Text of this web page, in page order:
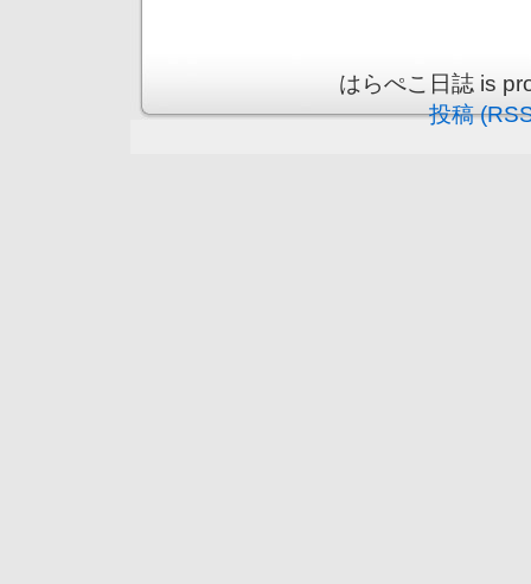
はらぺこ日誌 is
投稿